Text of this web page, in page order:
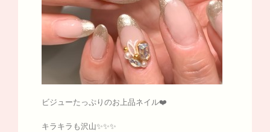
ビジューたっぷりのお上品ネイル❤️
キラキラも沢山✨✨✨